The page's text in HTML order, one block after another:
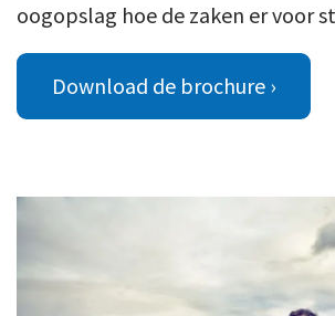
oogopslag hoe de zaken er voor
Download de brochure ›